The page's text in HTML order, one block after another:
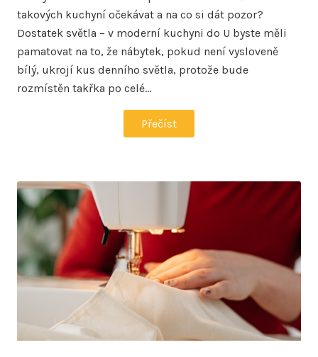
takových kuchyní očekávat a na co si dát pozor?
Dostatek světla – v moderní kuchyni do U byste měli
pamatovat na to, že nábytek, pokud není vysloveně
bílý, ukrojí kus denního světla, protože bude
rozmístěn takřka po celé…
Přečíst